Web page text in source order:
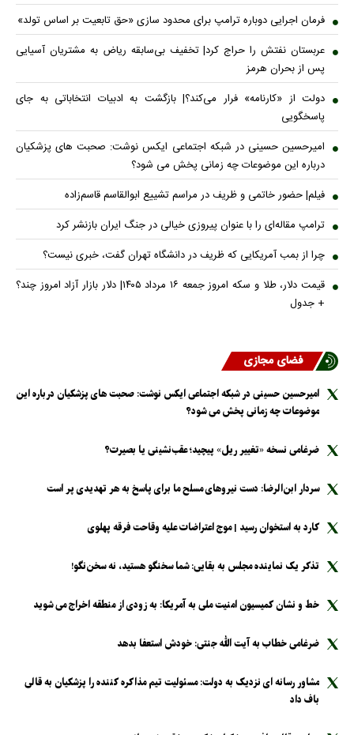
فرمان اجرایی دوباره ترامپ برای محدود سازی «حق تابعیت بر اساس تولد»
عربستان نفتش را حراج کرد| تخفیف بی‌سابقه ریاض به مشتریان آسیایی
پس از بحران هرمز
دولت از «کارنامه» فرار می‌کند؟| بازگشت به ادبیات انتخاباتی به جای
پاسخگویی
امیرحسین حسینی در شبکه اجتماعی ایکس نوشت: صحبت های پزشکیان
درباره این موضوعات چه زمانی پخش می شود؟
فیلم| حضور خاتمی و ظریف در مراسم تشییع ابوالقاسم قاسم‌زاده
ترامپ مقاله‌ای را با عنوان پیروزی خیالی در جنگ ایران بازنشر کرد
چرا از بمب آمریکایی که ظریف در دانشگاه تهران گفت، خبری نیست؟
قیمت دلار، طلا و سکه امروز جمعه ۱۶ مرداد ۱۴۰۵| دلار بازار آزاد امروز چند؟
+ جدول
فضای مجازی
امیرحسین حسینی در شبکه اجتماعی ایکس نوشت: صحبت های پزشکیان درباره این
موضوعات چه زمانی پخش می شود؟
ضرغامی نسخه «تغییر ریل» پیچید؛ عقب‌نشینی یا بصیرت؟
سردار ابن‌الرضا: دست نیرو‌های مسلح ما برای پاسخ به هر تهدیدی پر است
کارد به استخوان رسید | موج اعتراضات علیه وقاحت فرقه پهلوی
تذکر یک نماینده مجلس به بقایی: شما سخنگو هستید، نه سخن‌نگو!
خط و نشان کمیسیون امنیت ملی به آمریکا: به زودی از منطقه اخراج می شوید
ضرغامی خطاب به آیت الله جنتی: خودش استعفا بدهد
مشاور رسانه ای نزدیک به دولت: مسئولیت تیم مذاکره کننده را پزشکیان به قالی
باف داد